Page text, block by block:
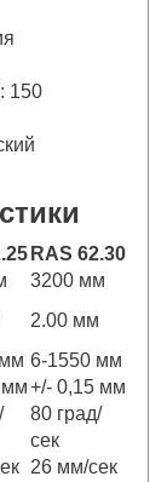
150
RAS 62.30
3200 мм
2.00 мм
6-1550 мм
мм+/- 0,15 мм
80 град/
сек
26 мм/сек